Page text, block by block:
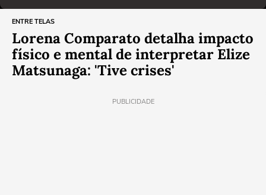
ENTRE TELAS
Lorena Comparato detalha impacto
físico e mental de interpretar Elize
Matsunaga: 'Tive crises'
PUBLICIDADE